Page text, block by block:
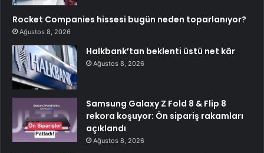
Rocket Companies hissesi bugün neden toparlanıyor?
Ağustos 8, 2026
Halkbank’tan beklenti üstü net kâr
Ağustos 8, 2026
Samsung Galaxy Z Fold 8 & Flip 8
rekora koşuyor: Ön sipariş rakamları
açıklandı
Ağustos 8, 2026